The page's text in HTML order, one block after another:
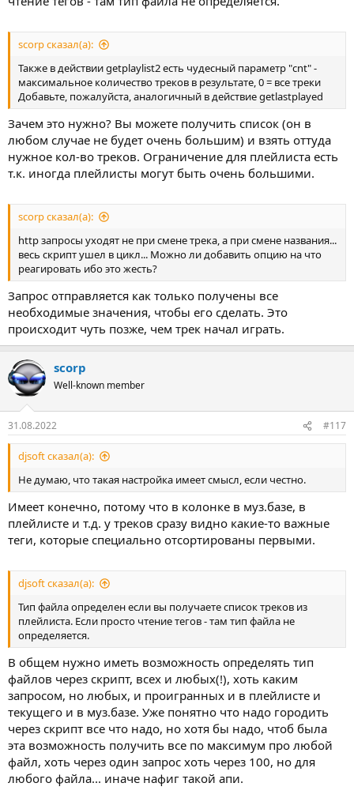
scorp сказал(а):
Также в действии getplaylist2 есть чудесный параметр "cnt" -
максимальное количество треков в результате, 0 = все треки
Добавьте, пожалуйста, аналогичный в действие getlastplayed
Зачем это нужно? Вы можете получить список (он в
любом случае не будет очень большим) и взять оттуда
нужное кол-во треков. Ограничение для плейлиста есть
т.к. иногда плейлисты могут быть очень большими.
scorp сказал(а):
http запросы уходят не при смене трека, а при смене названия...
весь скрипт ушел в цикл... Можно ли добавить опцию на что
реагировать ибо это жесть?
Запрос отправляется как только получены все
необходимые значения, чтобы его сделать. Это
происходит чуть позже, чем трек начал играть.
scorp
Well-known member
31.08.2022 #117
djsoft сказал(а):
Не думаю, что такая настройка имеет смысл, если честно.
Имеет конечно, потому что в колонке в муз.базе, в
плейлисте и т.д. у треков сразу видно какие-то важные
теги, которые специально отсортированы первыми.
djsoft сказал(а):
Тип файла определен если вы получаете список треков из
плейлиста. Если просто чтение тегов - там тип файла не
определяется.
В общем нужно иметь возможность определять тип
файлов через скрипт, всех и любых(!), хоть каким
запросом, но любых, и проигранных и в плейлисте и
текущего и в муз.базе. Уже понятно что надо городить
через скрипт все что надо, но хотя бы надо, чтоб была
эта возможность получить все по максимум про любой
файл, хоть через один запрос хоть через 100, но для
любого файла... иначе нафиг такой апи.